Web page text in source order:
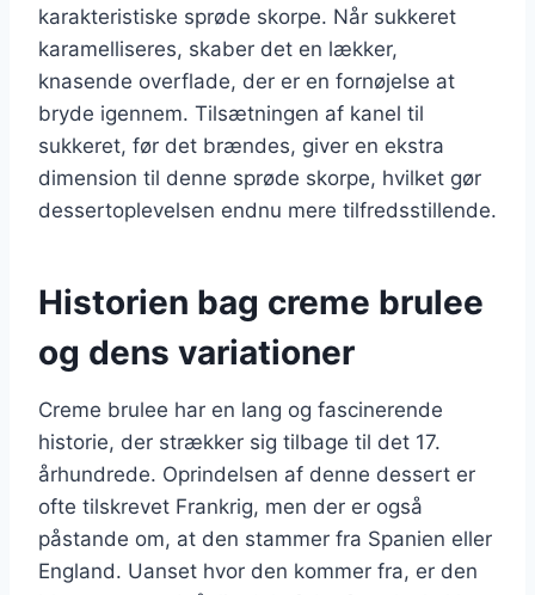
karakteristiske sprøde skorpe. Når sukkeret
karamelliseres, skaber det en lækker,
knasende overflade, der er en fornøjelse at
bryde igennem. Tilsætningen af kanel til
sukkeret, før det brændes, giver en ekstra
dimension til denne sprøde skorpe, hvilket gør
dessertoplevelsen endnu mere tilfredsstillende.
Historien bag creme brulee
og dens variationer
Creme brulee har en lang og fascinerende
historie, der strækker sig tilbage til det 17.
århundrede. Oprindelsen af denne dessert er
ofte tilskrevet Frankrig, men der er også
påstande om, at den stammer fra Spanien eller
England. Uanset hvor den kommer fra, er den